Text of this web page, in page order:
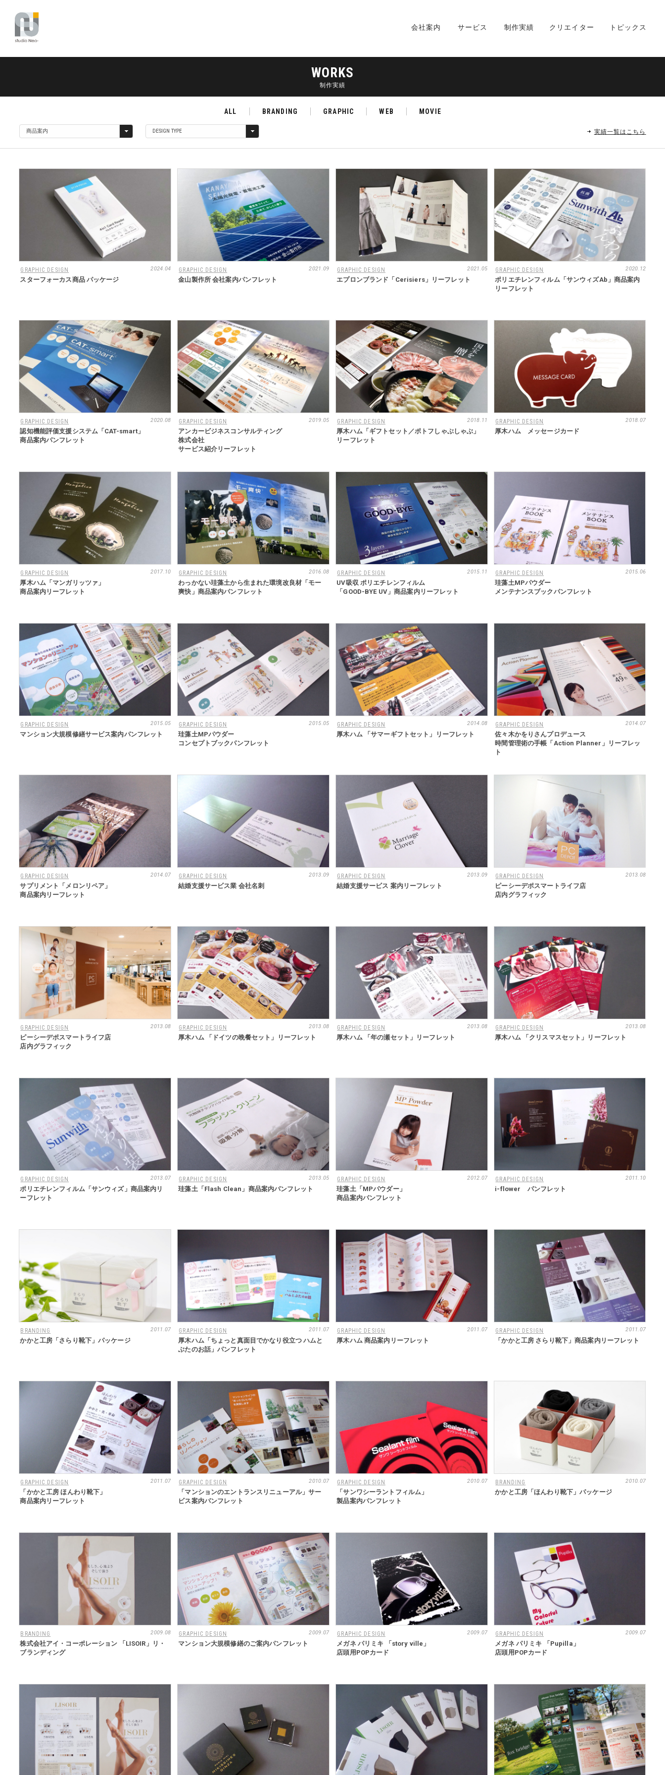
会社案内 サービス 制作実績 クリエイター トピックス
WORKS
制作実績
ALL BRANDING GRAPHIC WEB MOVIE
実績一覧はこちら
2024.04
GRAPHIC DESIGN
スターフォーカス商品 パッケージ
2021.09
GRAPHIC DESIGN
金山製作所 会社案内パンフレット
2021.05
GRAPHIC DESIGN
エプロンブランド「Cerisiers」リーフレット
2020.12
GRAPHIC DESIGN
ポリエチレンフィルム「サンウィズAb」商品案内
リーフレット
2020.08
GRAPHIC DESIGN
認知機能評価支援システム「CAT-smart」
商品案内パンフレット
2019.05
GRAPHIC DESIGN
アンカービジネスコンサルティング
株式会社
サービス紹介リーフレット
2018.11
GRAPHIC DESIGN
厚木ハム「ギフトセット／ポトフしゃぶしゃぶ」
リーフレット
2018.07
GRAPHIC DESIGN
厚木ハム メッセージカード
2017.10
GRAPHIC DESIGN
厚木ハム「マンガリッツァ」
商品案内リーフレット
2016.08
GRAPHIC DESIGN
わっかない珪藻土から生まれた環境改良材「モー
爽快」商品案内パンフレット
2015.11
GRAPHIC DESIGN
UV吸収 ポリエチレンフィルム
「GOOD-BYE UV」商品案内リーフレット
2015.06
GRAPHIC DESIGN
珪藻土MPパウダー
メンテナンスブックパンフレット
2015.05
GRAPHIC DESIGN
マンション大規模修繕サービス案内パンフレット
2015.05
GRAPHIC DESIGN
珪藻土MPパウダー
コンセプトブックパンフレット
2014.08
GRAPHIC DESIGN
厚木ハム 「サマーギフトセット」リーフレット
2014.07
GRAPHIC DESIGN
佐々木かをりさんプロデュース
時間管理術の手帳「Action Planner」リーフレッ
ト
2014.07
GRAPHIC DESIGN
サプリメント「メロンリペア」
商品案内リーフレット
2013.09
GRAPHIC DESIGN
結婚支援サービス業 会社名刺
2013.09
GRAPHIC DESIGN
結婚支援サービス 案内リーフレット
2013.08
GRAPHIC DESIGN
ピーシーデポスマートライフ店
店内グラフィック
2013.08
GRAPHIC DESIGN
ピーシーデポスマートライフ店
店内グラフィック
2013.08
GRAPHIC DESIGN
厚木ハム 「ドイツの晩餐セット」リーフレット
2013.08
GRAPHIC DESIGN
厚木ハム 「年の瀬セット」リーフレット
2013.08
GRAPHIC DESIGN
厚木ハム 「クリスマスセット」リーフレット
2013.07
GRAPHIC DESIGN
ポリエチレンフィルム「サンウィズ」商品案内リ
ーフレット
2013.05
GRAPHIC DESIGN
珪藻土「Flash Clean」商品案内パンフレット
2012.07
GRAPHIC DESIGN
珪藻土「MPパウダー」
商品案内パンフレット
2011.10
GRAPHIC DESIGN
i-flower パンフレット
2011.07
BRANDING
かかと工房「さらり靴下」パッケージ
2011.07
GRAPHIC DESIGN
厚木ハム「ちょっと真面目でかなり役立つ ハムと
ぶたのお話」パンフレット
2011.07
GRAPHIC DESIGN
厚木ハム 商品案内リーフレット
2011.07
GRAPHIC DESIGN
「かかと工房 さらり靴下」商品案内リーフレット
2011.07
GRAPHIC DESIGN
「かかと工房 ほんわり靴下」
商品案内リーフレット
2010.07
GRAPHIC DESIGN
「マンションのエントランスリニューアル」サー
ビス案内パンフレット
2010.07
GRAPHIC DESIGN
「サンワシーラントフィルム」
製品案内パンフレット
2010.07
BRANDING
かかと工房「ほんわり靴下」パッケージ
2009.08
BRANDING
株式会社アイ・コーポレーション 「LISOIR」リ・
ブランディング
2009.07
GRAPHIC DESIGN
マンション大規模修繕のご案内パンフレット
2009.07
GRAPHIC DESIGN
メガネ パリミキ 「story ville」
店頭用POPカード
2009.07
GRAPHIC DESIGN
メガネ パリミキ 「Pupilla」
店頭用POPカード